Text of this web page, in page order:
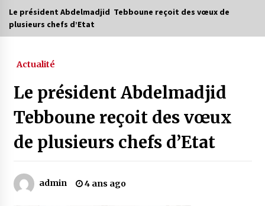
Magie de sorcier
4 ans ago
Oum el Gaïla / L’ogresse du M’zab
4 ans ago
Le président Abdelmadjid Tebboune reçoit des vœux de
plusieurs chefs d’Etat
Actualité
Le président Abdelmadjid
Tebboune reçoit des vœux
de plusieurs chefs d’Etat
admin 4 ans ago